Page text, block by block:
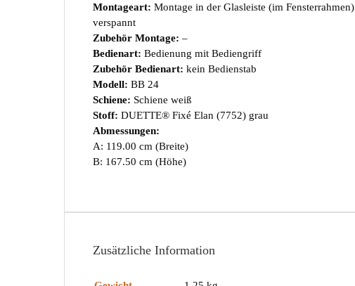
Montageart: Montage in der Glasleiste (im Fensterrahmen)
verspannt
Zubehör Montage: –
Bedienart: Bedienung mit Bediengriff
Zubehör Bedienart: kein Bedienstab
Modell: BB 24
Schiene: Schiene weiß
Stoff: DUETTE® Fixé Elan (7752) grau
Abmessungen:
A: 119.00 cm (Breite)
B: 167.50 cm (Höhe)
Zusätzliche Information